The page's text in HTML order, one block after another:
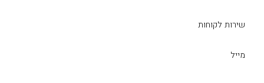
שירות לקוחות
מייל